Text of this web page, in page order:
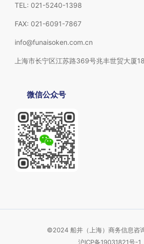
TEL: 021-5240-1398
FAX: 021-6091-7867
info@funaisoken.com.cn
上海市长宁区江苏路369号兆丰世贸大厦
微信公众号
©2024 船井（上海）商务信息咨
沪ICP备19031821号-1